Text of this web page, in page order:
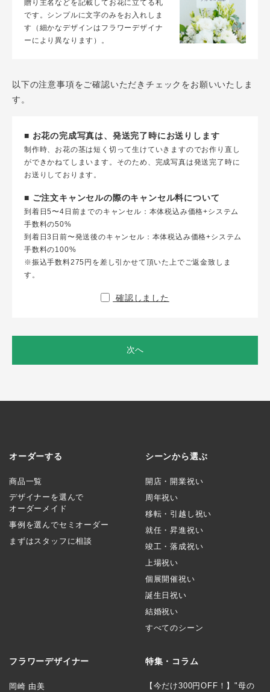
贈り主名などを記載してお花に立てる札
です。シンプルに文字のみをお入れしま
す（細かなデザインはフラワーデザイナ
ーにより異なります）。
以下の注意事項をご確認いただきチェックをお願いいたしま
す。
■ お花の完成写真は、発送完了時にお送りします
制作時、お花の茎は短く切って生けていきますのでお作り直し
ができかねてしまいます。そのため、完成写真は発送完了時に
お送りしております。
■ ご注文キャンセルの際のキャンセル料について
到着日5〜4日前までのキャンセル：本体税込み価格+システム
手数料の50%
到着日3日前〜発送後のキャンセル：本体税込み価格+システム
手数料の100%
※振込手数料275円を差し引かせて頂いた上でご返金致しま
す。
確認しました
次へ
オーダーする
商品一覧
デザイナーを選んで
オーダーメイド
事例を選んでセミオーダー
まずはスタッフに相談
シーンから選ぶ
開店・開業祝い
周年祝い
移転・引越し祝い
就任・昇進祝い
竣工・落成祝い
上場祝い
個展開催祝い
誕生日祝い
結婚祝い
すべてのシーン
フラワーデザイナー
岡崎 由美
特集・コラム
【今だけ300円OFF！】"母の